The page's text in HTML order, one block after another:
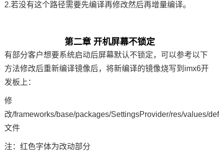
2.若没有这个路径需要先编译再修改然后再增量编译。
第二章 开机屏幕不锁定
有部分客户想要系统启动后屏幕默认不锁定，可以参考以下
方法修改后重新编译镜像后，将新编译的镜像烧写到imx6开
发板 上：
修
改/frameworks/base/packages/SettingsProvider/res/values/
文件
注：红色字体为改动部分